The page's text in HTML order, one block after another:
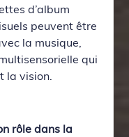
d’album
peuvent être
la musique,
qui
la vision.
rôle dans la